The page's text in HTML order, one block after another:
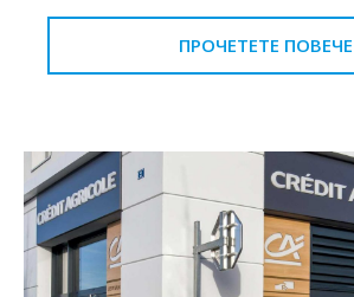
ПРОЧЕТЕТЕ ПОВЕЧЕ